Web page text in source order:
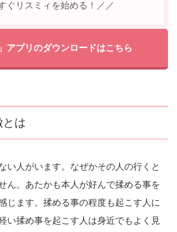
ぐリスミィを始める！／／
アプリのダウンロードはこちら
とは
い人がいます。なぜかその人の行くと
ん。あたかも本人が好んで揉める事を
じます。揉める事の程度も起こす人に
い揉め事を起こす人は身近でもよく見